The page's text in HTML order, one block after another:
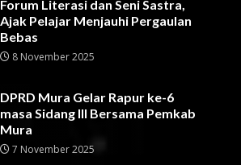
Forum Literasi dan Seni Sastra,
Ajak Pelajar Menjauhi Pergaulan
Bebas
8 November 2025
DPRD Mura Gelar Rapur ke-6
masa Sidang III Bersama Pemkab
Mura
7 November 2025